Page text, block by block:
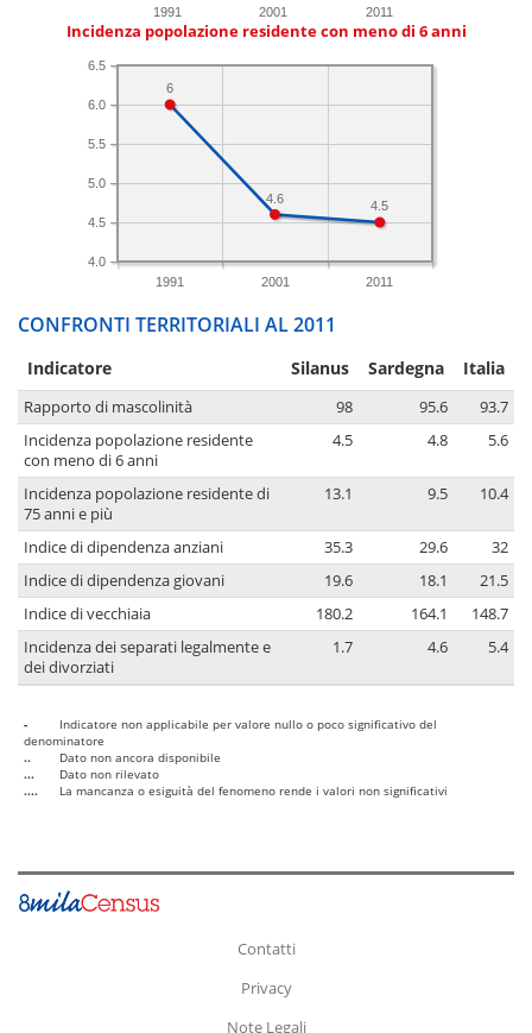
1991 2001 2011
Incidenza popolazione residente con meno di 6 anni
1991 2001 2011
4.0
4.5
5.0
5.5
6.0
6.5
4.5
4.6
6
CONFRONTI TERRITORIALI AL 2011
Indicatore Silanus Sardegna Italia
Rapporto di mascolinità 98 95.6
93.7
Incidenza popolazione residente
con meno di 6 anni
4.5 4.8 5.6
Incidenza popolazione residente di
75 anni e più
13.1 9.5 10.4
Indice di dipendenza anziani 35.3 29.6
32
Indice di dipendenza giovani
19.6 18.1
21.5
Indice di vecchiaia
180.2 164.1
148.7
Incidenza dei separati legalmente e
dei divorziati
1.7 4.6 5.4
-
Indicatore non applicabile per valore nullo o poco significativo del
denominatore
..
Dato non ancora disponibile
...
Dato non rilevato
....
La mancanza o esiguità del fenomeno rende i valori non significativi
Contatti
Privacy
Note Legali